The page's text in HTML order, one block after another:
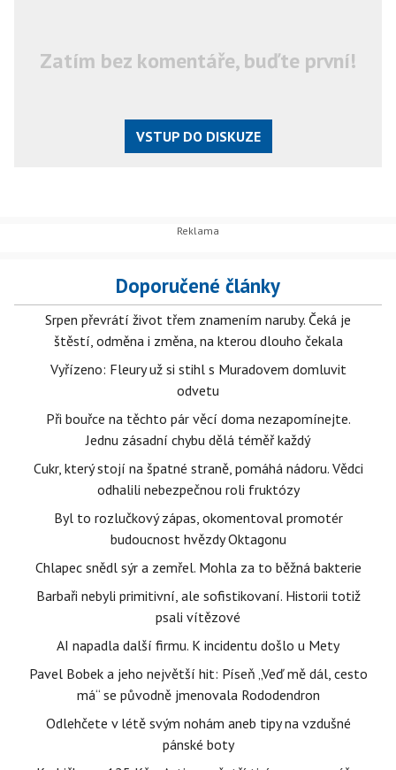
Zatím bez komentáře, buďte první!
VSTUP DO DISKUZE
Doporučené články
Srpen převrátí život třem znamením naruby. Čeká je
štěstí, odměna i změna, na kterou dlouho čekala
Vyřízeno: Fleury už si stihl s Muradovem domluvit
odvetu
Při bouřce na těchto pár věcí doma nezapomínejte.
Jednu zásadní chybu dělá téměř každý
Cukr, který stojí na špatné straně, pomáhá nádoru. Vědci
odhalili nebezpečnou roli fruktózy
Byl to rozlučkový zápas, okomentoval promotér
budoucnost hvězdy Oktagonu
Chlapec snědl sýr a zemřel. Mohla za to běžná bakterie
Barbaři nebyli primitivní, ale sofistikovaní. Historii totiž
psali vítězové
AI napadla další firmu. K incidentu došlo u Mety
Pavel Bobek a jeho největší hit: Píseň „Veď mě dál, cesto
má“ se původně jmenovala Rododendron
Odlehčete v létě svým nohám aneb tipy na vzdušné
pánské boty